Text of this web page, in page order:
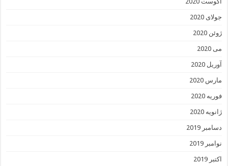
جولای 2020
ژوئن 2020
می 2020
آوریل 2020
مارس 2020
فوریه 2020
ژانویه 2020
دسامبر 2019
نوامبر 2019
اکتبر 2019